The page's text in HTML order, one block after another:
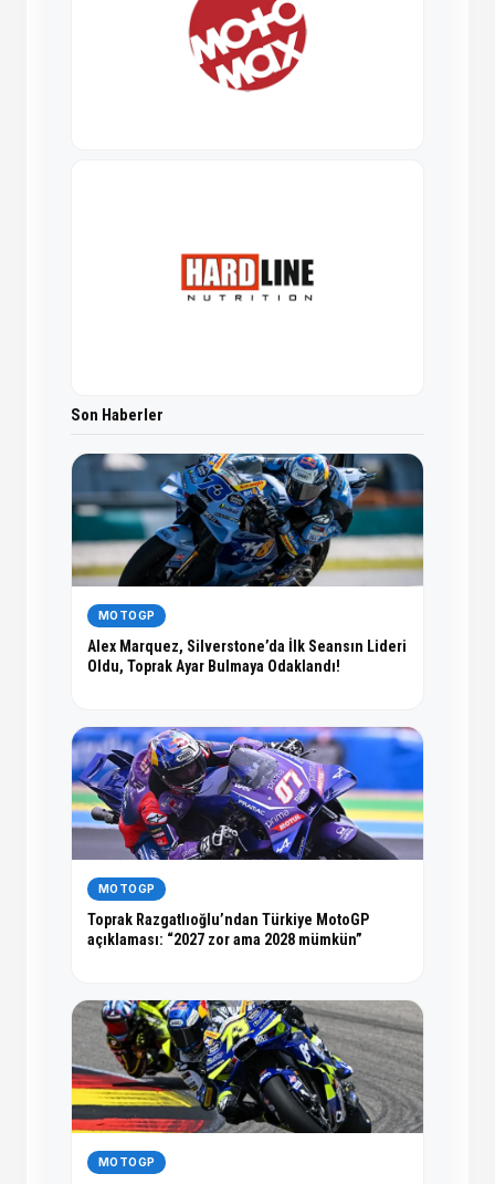
Son Haberler
MOTOGP
Alex Marquez, Silverstone’da İlk Seansın Lideri
Oldu, Toprak Ayar Bulmaya Odaklandı!
MOTOGP
Toprak Razgatlıoğlu’ndan Türkiye MotoGP
açıklaması: “2027 zor ama 2028 mümkün”
MOTOGP